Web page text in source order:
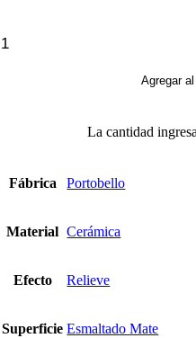
Agregar
La cantidad
Fábrica Portobello
Material Cerámica
Efecto Relieve
Superficie Esmaltado Mate